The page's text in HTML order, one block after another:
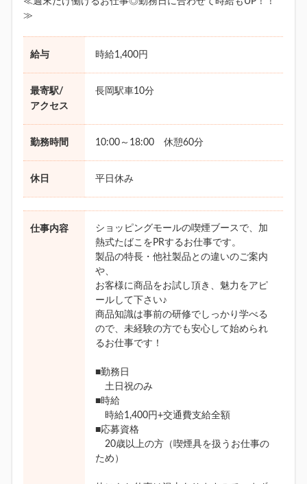
≫
給与 時給1,400円
最寄駅/
アクセス
長岡駅車10分
勤務時間 10:00～18:00 休憩60分
休日 平日休み
仕事内容
ショッピングモールの喫煙ブースで、加
熱式たばこをPRするお仕事です。
製品の特長・他社製品との違いのご案内
や、
お客様に商品をお試し頂き、魅力をアピ
ールして下さい♪
商品知識は事前の研修でしっかり学べる
ので、未経験の方でも安心して始められ
るお仕事です！
■勤務日
土日祝のみ
■時給
時給1,400円+交通費支給全額
■応募資格
20歳以上の方（喫煙具を扱うお仕事の
ため）